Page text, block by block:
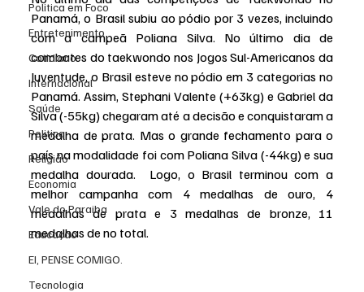
Politica em Foco
Entretenimento
Cotidiano
Internacional
Saúde
Politica
Religião
Economia
Vale do Paraiba
Educação
EI, PENSE COMIGO.
Tecnologia
Panamá, o Brasil subiu ao pódio por 3 vezes, incluindo
com a campeã Poliana Silva. No último dia de
combates do taekwondo nos Jogos Sul-Americanos da
Juventude, o Brasil esteve no pódio em 3 categorias no
Panamá. Assim, Stephani Valente (+63kg) e Gabriel da
Silva (-55kg) chegaram até a decisão e conquistaram a
medalha de prata. Mas o grande fechamento para o
país na modalidade foi com Poliana Silva (-44kg) e sua
medalha dourada.  Logo, o Brasil terminou com a
melhor campanha com 4 medalhas de ouro, 4
medalhas de prata e 3 medalhas de bronze, 11
medalhas de no total.